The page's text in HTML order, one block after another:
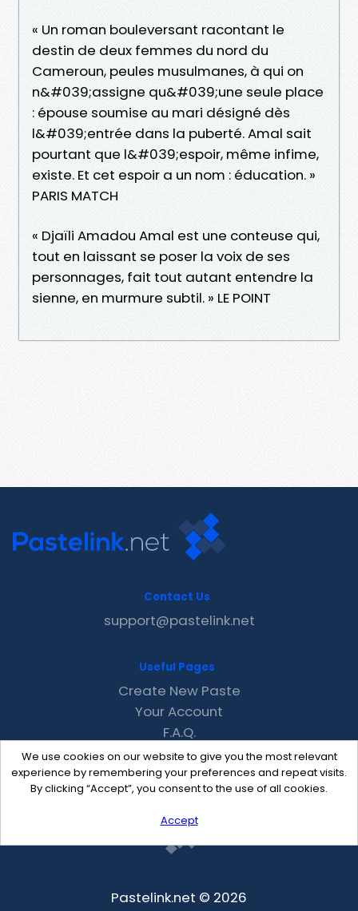
« Un roman bouleversant racontant le
destin de deux femmes du nord du
Cameroun, peules musulmanes, à qui on
n&#039;assigne qu&#039;une seule place
: épouse soumise au mari désigné dès
l&#039;entrée dans la puberté. Amal sait
pourtant que l&#039;espoir, même infime,
existe. Et cet espoir a un nom : éducation. »
PARIS MATCH
« Djaïli Amadou Amal est une conteuse qui,
tout en laissant se poser la voix de ses
personnages, fait tout autant entendre la
sienne, en murmure subtil. » LE POINT
We use cookies on our website to give you the most relevant
experience by remembering your preferences and repeat visits.
By clicking “Accept”, you consent to the use of all cookies.
Accept
Contact Us
support@pastelink.net
Useful Pages
Create New Paste
Your Account
F.A.Q.
Recent
Contact
Pastelink.net © 2026